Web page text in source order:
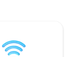
casa construída
horas no saguão,